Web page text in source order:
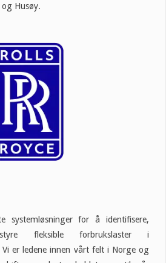
Husøy.
systemløsninger for å identifisere,
fleksible forbrukslaster i
Vi er ledene innen vårt felt i Norge og